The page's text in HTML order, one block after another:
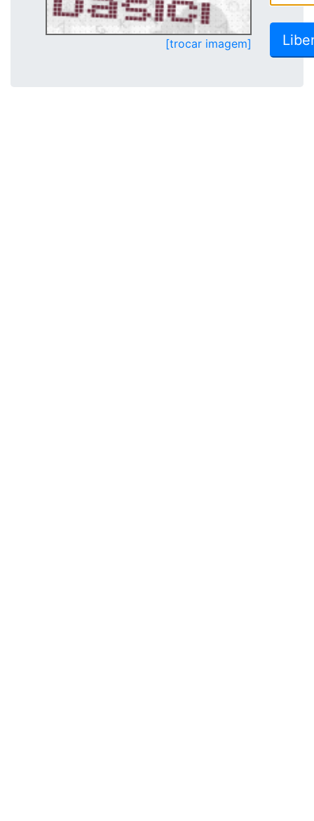
[trocar imagem]